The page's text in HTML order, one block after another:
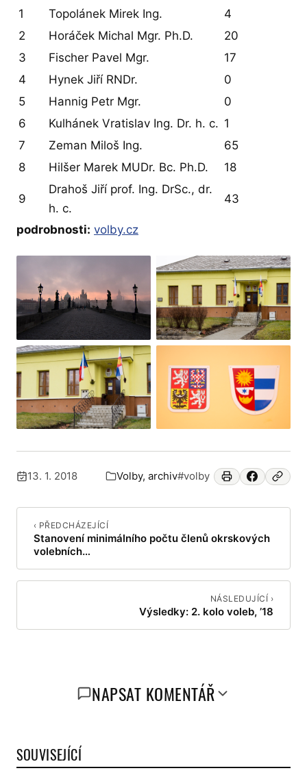
1
Topolánek Mirek Ing.
4
2
Horáček Michal Mgr. Ph.D.
20
3
Fischer Pavel Mgr.
17
4
Hynek Jiří RNDr.
0
5
Hannig Petr Mgr.
0
6
Kulhánek Vratislav Ing. Dr. h. c. 1
7
Zeman Miloš Ing.
65
8
Hilšer Marek MUDr. Bc. Ph.D. 18
9
Drahoš Jiří prof. Ing. DrSc., dr.
h. c.
43
podrobnosti: volby.cz
Publikováno:
13. 1. 2018
Zařazeno v:
Volby, archiv#volby
‹ PŘEDCHÁZEJÍCÍ
Stanovení minimálního počtu členů okrskových
volebních…
NÁSLEDUJÍCÍ ›
Výsledky: 2. kolo voleb, ’18
NAPSAT KOMENTÁŘ
SOUVISEJÍCÍ